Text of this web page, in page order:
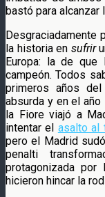
bastó para alcanzar
Desgraciadamente
la historia en sufrir
Europa: la de
campeón. Todos
primeros años
absurda y en el
la Fiore viajó a
intentar el asalto al
pero el Madrid
penalti
protagonizada por
hicieron hincar la